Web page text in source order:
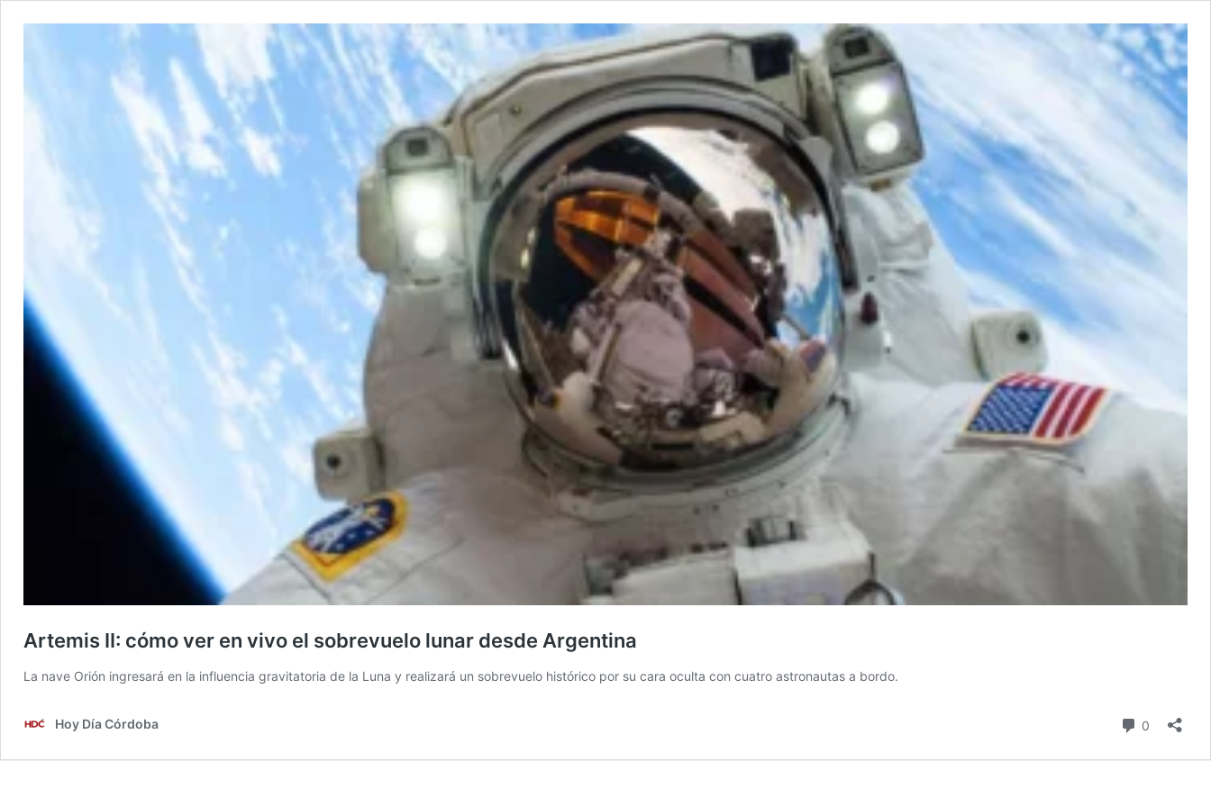
Artemis II: cómo ver en vivo el sobrevuelo lunar desde Argentina
La nave Orión ingresará en la influencia gravitatoria de la Luna y realizará un sobrevuelo histórico por su cara oculta con cuatro astronautas a bordo.
Hoy Día Córdoba 0